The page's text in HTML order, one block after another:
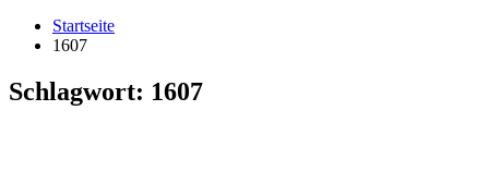
Startseite
1607
Schlagwort: 1607